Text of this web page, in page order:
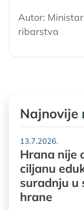
Autor:
ribarstva
Najnovije
13.7.2026.
Hrana nije
ciljanu
suradnju u
hrane